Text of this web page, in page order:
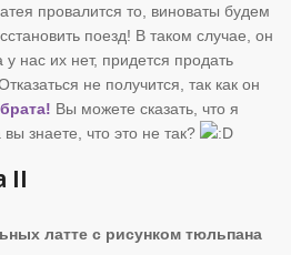
провалится то, виноваты будем
поезд! В таком случае, он
у нас их нет, придется продать
не получится, так как он
Вы можете сказать, что я
знаете, что это не так?
II
латте с рисунком тюльпана